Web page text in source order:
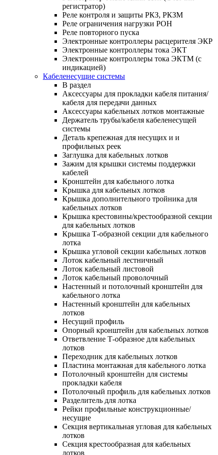
регистратор)
Реле контроля и защиты РКЗ, РКЗМ
Реле ограничения нагрузки РОН
Реле повторного пуска
Электронные контроллеры расцерителя ЭКР
Электронные контроллеры тока ЭКТ
Электронные контроллеры тока ЭКТМ (с
индикацией)
Кабеленесущие системы
В раздел
Аксессуары для прокладки кабеля питания/
кабеля для передачи данных
Аксессуары кабельных лотков монтажные
Держатель трубы/кабеля кабеленесущей
системы
Деталь крепежная для несущих и и
профильных реек
Заглушка для кабельных лотков
Зажим для крышки системы поддержки
кабелей
Кронштейн для кабельного лотка
Крышка для кабельных лотков
Крышка дополнительного тройника для
кабельных лотков
Крышка крестовины/крестообразной секции
для кабельных лотков
Крышка Т-образной секции для кабельного
лотка
Крышка угловой секции кабельных лотков
Лоток кабельный лестничный
Лоток кабельный листовой
Лоток кабельный проволочный
Настенный и потолочный кронштейн для
кабельного лотка
Настенный кронштейн для кабельных
лотков
Несущий профиль
Опорный кронштейн для кабельных лотков
Ответвление Т-образное для кабельных
лотков
Переходник для кабельных лотков
Пластина монтажная для кабельного лотка
Потолочный кронштейн для системы
прокладки кабеля
Потолочный профиль для кабельных лотков
Разделитель для лотка
Рейки профильные конструкционные/
несущие
Секция вертикальная угловая для кабельных
лотков
Секция крестообразная для кабельных
лотков